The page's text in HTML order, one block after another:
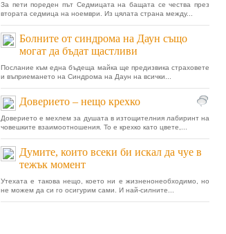
За пети пореден път Седмицата на бащата се чества през
втората седмица на ноември. Из цялата страна между...
Болните от синдрома на Даун също
могат да бъдат щастливи
Послание към една бъдеща майка ще предизвика страховете
и въприемането на Синдрома на Даун на всички...
Доверието – нещо крехко
Доверието е мехлем за душата в изтощителния лабиринт на
човешките взаимоотношения. То е крехко като цвете,...
Думите, които всеки би искал да чуе в
тежък момент
Утехата е такова нещо, което ни е жизненонеобходимо, но
не можем да си го осигурим сами. И най-силните...